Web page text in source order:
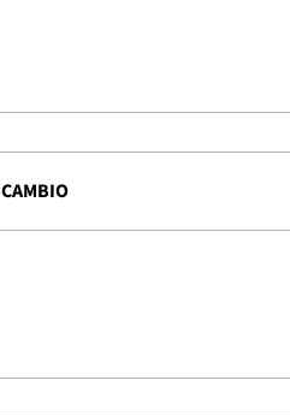
CAMBIO